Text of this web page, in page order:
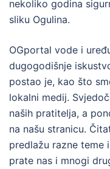
nekoliko godina
sliku Ogulina.
OGportal vode i
dugogodišnje
postao je, kao što
lokalni medij.
naših pratitelja, a
na našu stranicu.
predlažu razne teme
prate nas i mnogi